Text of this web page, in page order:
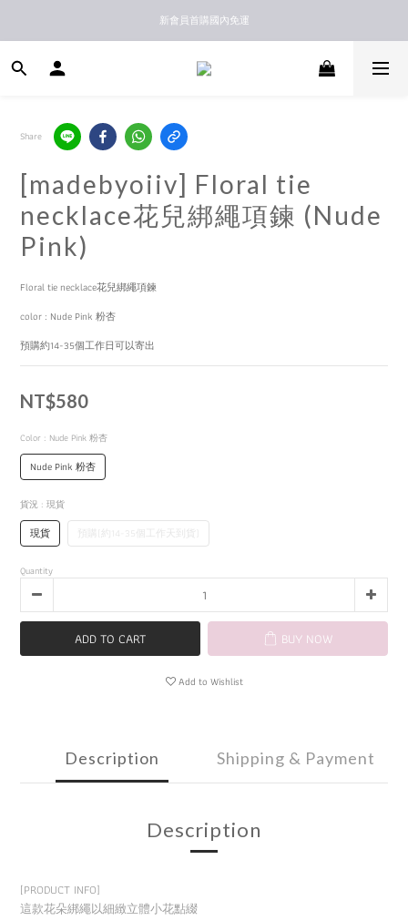
新馬港澳順豐到付配送
新會員首購國內免運
新馬港澳順豐到付配送
Share
[madebyoiiv] Floral tie
necklace花兒綁繩項鍊 (Nude
Pink)
Floral tie necklace花兒綁繩項鍊
color : Nude Pink 粉杏
預購約14-35個工作日可以寄出
NT$580
Color : Nude Pink 粉杏
Nude Pink 粉杏
貨況 : 現貨
現貨 預購(約14-35個工作天到貨)
Quantity
ADD TO CART BUY NOW
Add to Wishlist
Description Shipping & Payment
Description
[PRODUCT INFO]
這款花朵綁繩以細緻立體小花點綴